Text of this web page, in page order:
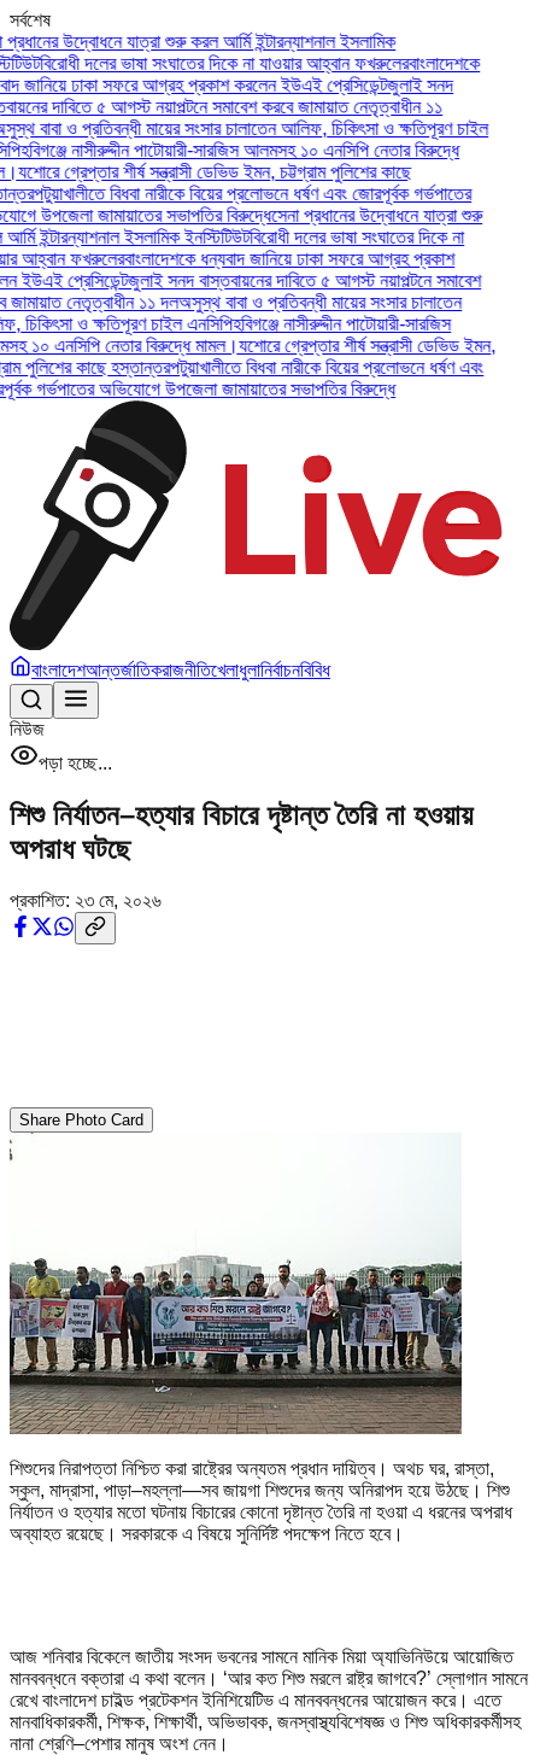
সর্বশেষ
উদ্বোধনে যাত্রা শুরু করল আর্মি ইন্টারন্যাশনাল ইসলামিক
বিরোধী দলের ভাষা সংঘাতের দিকে না যাওয়ার আহ্বান ফখরুলেরবাংলাদেশকে
জানিয়ে ঢাকা সফরে আগ্রহ প্রকাশ করলেন ইউএই প্রেসিডেন্টজুলাই সনদ
দাবিতে ৫ আগস্ট নয়াপল্টনে সমাবেশ করবে জামায়াত নেতৃত্বাধীন ১১
বাবা ও প্রতিবন্ধী মায়ের সংসার চালাতেন আলিফ, চিকিৎসা ও ক্ষতিপূরণ চাইল
হবিগঞ্জে নাসীরুদ্দীন পাটোয়ারী-সারজিস আলমসহ ১০ এনসিপি নেতার বিরুদ্ধে
গ্রেপ্তার শীর্ষ সন্ত্রাসী ডেভিড ইমন, চট্টগ্রাম পুলিশের কাছে
পটুয়াখালীতে বিধবা নারীকে বিয়ের প্রলোভনে ধর্ষণ এবং জোরপূর্বক গর্ভপাতের
উপজেলা জামায়াতের সভাপতির বিরুদ্ধেসেনা প্রধানের উদ্বোধনে যাত্রা শুরু
ইন্টারন্যাশনাল ইসলামিক ইনস্টিটিউটবিরোধী দলের ভাষা সংঘাতের দিকে না
আহ্বান ফখরুলেরবাংলাদেশকে ধন্যবাদ জানিয়ে ঢাকা সফরে আগ্রহ প্রকাশ
প্রেসিডেন্টজুলাই সনদ বাস্তবায়নের দাবিতে ৫ আগস্ট নয়াপল্টনে সমাবেশ
নেতৃত্বাধীন ১১ দলঅসুস্থ বাবা ও প্রতিবন্ধী মায়ের সংসার চালাতেন
ও ক্ষতিপূরণ চাইল এনসিপিহবিগঞ্জে নাসীরুদ্দীন পাটোয়ারী-সারজিস
এনসিপি নেতার বিরুদ্ধে মামল।যশোরে গ্রেপ্তার শীর্ষ সন্ত্রাসী ডেভিড ইমন,
পুলিশের কাছে হস্তান্তরপটুয়াখালীতে বিধবা নারীকে বিয়ের প্রলোভনে ধর্ষণ এবং
গর্ভপাতের অভিযোগে উপজেলা জামায়াতের সভাপতির বিরুদ্ধে
বাংলাদেশআন্তর্জাতিকরাজনীতিখেলাধুলানির্বাচনবিবিধ
নিউজ
পড়া হচ্ছে...
শিশু নির্যাতন–হত্যার বিচারে দৃষ্টান্ত তৈরি না হওয়ায়
অপরাধ ঘটছে
প্রকাশিত: ২৩ মে, ২০২৬
Share Photo Card
শিশুদের নিরাপত্তা নিশ্চিত করা রাষ্ট্রের অন্যতম প্রধান দায়িত্ব। অথচ ঘর, রাস্তা,
স্কুল, মাদ্রাসা, পাড়া–মহল্লা—সব জায়গা শিশুদের জন্য অনিরাপদ হয়ে উঠছে। শিশু
নির্যাতন ও হত্যার মতো ঘটনায় বিচারের কোনো দৃষ্টান্ত তৈরি না হওয়া এ ধরনের অপরাধ
অব্যাহত রয়েছে। সরকারকে এ বিষয়ে সুনির্দিষ্ট পদক্ষেপ নিতে হবে।
আজ শনিবার বিকেলে জাতীয় সংসদ ভবনের সামনে মানিক মিয়া অ্যাভিনিউয়ে আয়োজিত
মানববন্ধনে বক্তারা এ কথা বলেন। ‘আর কত শিশু মরলে রাষ্ট্র জাগবে?’ স্লোগান সামনে
রেখে বাংলাদেশ চাইল্ড প্রটেকশন ইনিশিয়েটিভ এ মানববন্ধনের আয়োজন করে। এতে
মানবাধিকারকর্মী, শিক্ষক, শিক্ষার্থী, অভিভাবক, জনস্বাস্থ্যবিশেষজ্ঞ ও শিশু অধিকারকর্মীসহ
নানা শ্রেণি–পেশার মানুষ অংশ নেন।